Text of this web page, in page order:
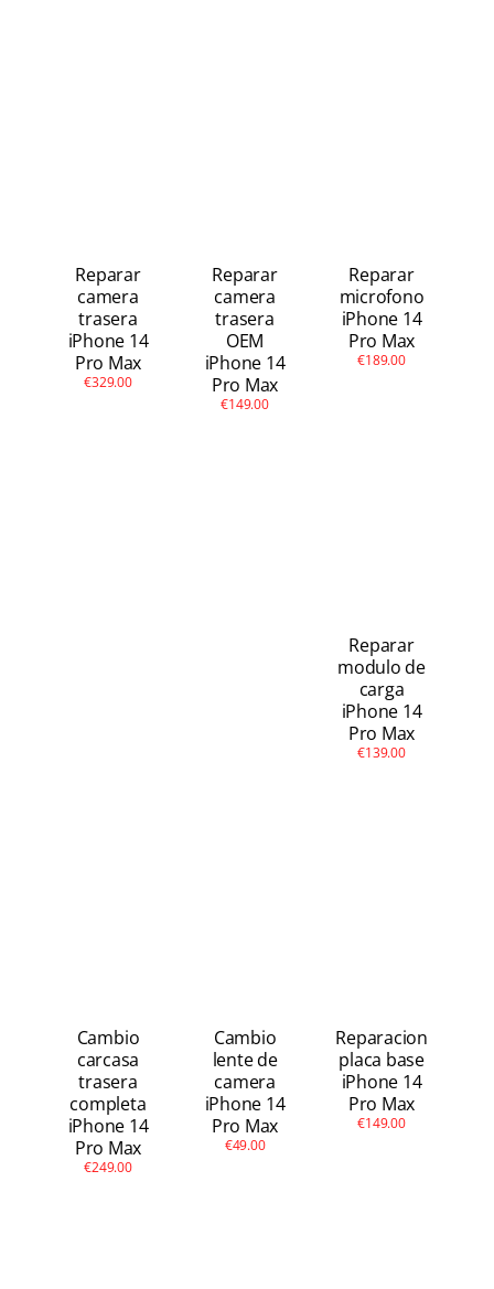
Reparar
camera
trasera
iPhone 14
Pro Max
€329.00
Reparar
camera
trasera
OEM
iPhone 14
Pro Max
€149.00
Reparar
microfono
iPhone 14
Pro Max
€189.00
Reparar
modulo de
carga
iPhone 14
Pro Max
€139.00
Cambio
carcasa
trasera
completa
iPhone 14
Pro Max
€249.00
Cambio
lente de
camera
iPhone 14
Pro Max
€49.00
Reparacion
placa base
iPhone 14
Pro Max
€149.00